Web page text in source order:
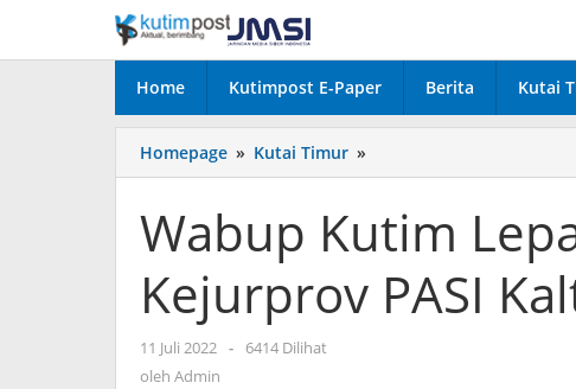
konten
Home Kutimpost E-Paper Berita Kutai
Homepage » Kutai Timur »
Kutim
20
Atlet
Ikuti
Kejurprov
Wabup Kutim
Kejurprov PASI
11 Juli 2022 oleh
-
6414 Dilihat
oleh Admin